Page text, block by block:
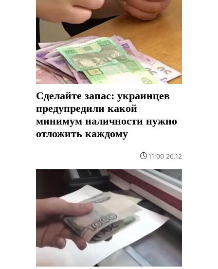
Сделайте запас: украинцев
предупредили какой
минимум наличности нужно
отложить каждому
11:00 26.12